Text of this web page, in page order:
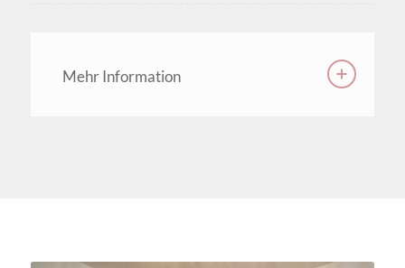
Mehr Information